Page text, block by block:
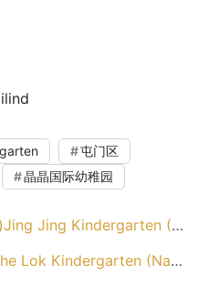
屯门区
晶晶国际幼稚园
(Shun Lee Branch)（观塘区幼稚园）
(Nam Cheong Street)（深水埗区幼稚园）